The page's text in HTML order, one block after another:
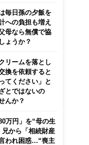
毎日孫の夕飯を
への負担も増え
母なら無償で協
ょうか？
リームを落とし
換を依頼すると
てください」と
とではないの
んか？
万円」を“母の生
兄から「相続財産
われ困惑…“喪主